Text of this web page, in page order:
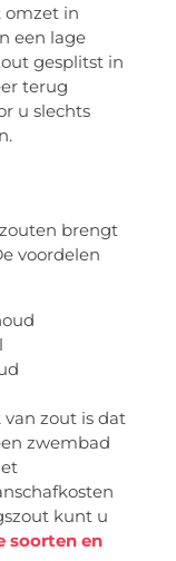
omzet in
een lage
gesplitst in
terug
u slechts
brengt
voordelen
zout is dat
zwembad
kunt u
soorten en